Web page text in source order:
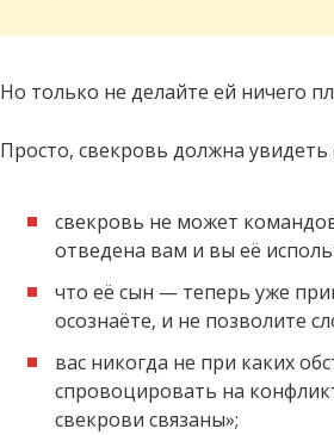
Но только не делайте ей ничего
Просто, свекровь должна
свекровь не может
отведена вам и вы её
что её сын — теперь уже
осознаёте, и не позволите
вас никогда не при каких
спровоцировать на
свекрови связаны»;